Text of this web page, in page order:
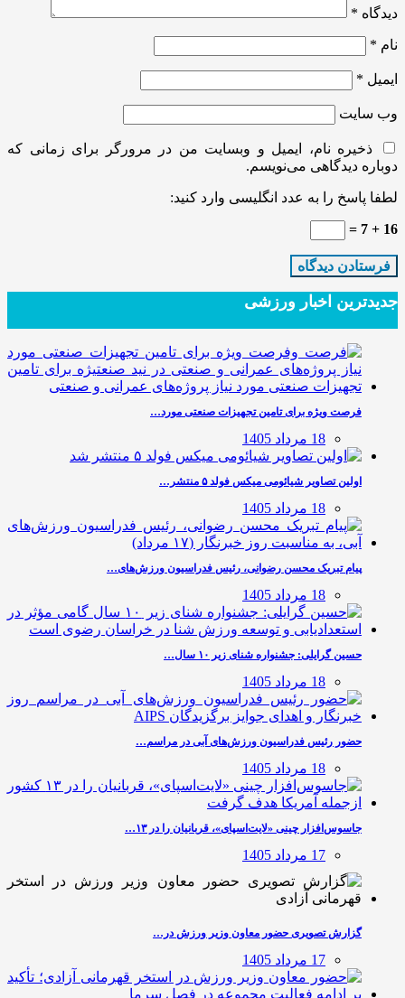
دیدگاه *
نام *
ایمیل *
وب‌ سایت
ذخیره نام، ایمیل و وبسایت من در مرورگر برای زمانی که
دوباره دیدگاهی می‌نویسم.
لطفا پاسخ را به عدد انگلیسی وارد کنید:
16 + 7 =
جدیدترین‌ اخبار ورزشی
فرصت ویژه برای تامین تجهیزات صنعتی مورد…
18 مرداد 1405
اولین تصاویر شیائومی میکس فولد ۵ منتشر…
18 مرداد 1405
پیام تبریک محسن رضوانی، رئیس فدراسیون ورزش‌های…
18 مرداد 1405
حسین گرایلی: جشنواره شنای زیر ۱۰ سال…
18 مرداد 1405
حضور رئیس فدراسیون ورزش‌های آبی در مراسم…
18 مرداد 1405
جاسوس‌افزار چینی «لایت‌اسپای»، قربانیان را در ۱۳…
17 مرداد 1405
گزارش تصویری حضور معاون وزیر ورزش در…
17 مرداد 1405